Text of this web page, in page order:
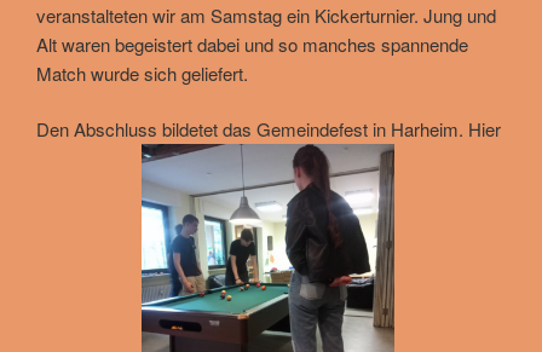
veranstalteten wir am Samstag ein Kickerturnier. Jung und
Alt waren begeistert dabei und so manches spannende
Match wurde sich geliefert.
Den Abschluss bildetet das Gemeindefest in Harheim. Hier